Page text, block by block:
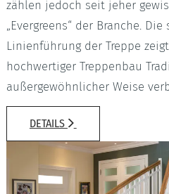
zählen jedoch seit jeher
„Evergreens“ der Branche.
Linienführung der Treppe
hochwertiger Treppenbau
außergewöhnlicher Weise
DETAILS